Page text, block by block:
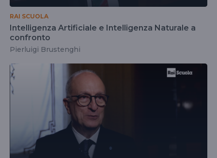
RAI SCUOLA
Intelligenza Artificiale e Intelligenza Naturale a
confronto
Pierluigi Brustenghi